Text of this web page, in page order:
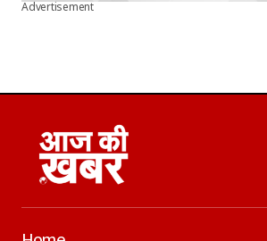
Advertisement